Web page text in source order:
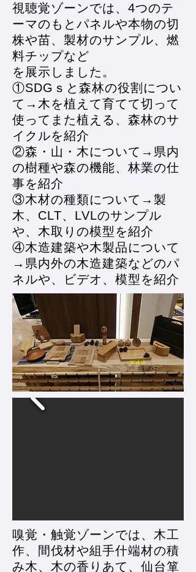
視聴覚ゾーンでは、4つのテ
ーマのもとパネルや本物の切
株や苗、製材のサンプル、燃
料チップなど
を展示しました。
①SDGｓと森林の役割につい
て→木を植えて育てて切って
使ってまた植える、森林のサ
イクルを紹介
②森・山・木について→県内
の樹種や森の機能、林業の仕
事を紹介
③木材の種類について→製
木、CLT、LVLのサンプル
や、木取りの模型を紹介 ​
④木造建築や木製品について
→県内外の木造建築などのパ
ネルや、ビデオ、模型を紹介
嗅覚・触覚ゾーンでは、木工
作、間伐材や組手什端材の積
み木、木の香りあて、仙台箪